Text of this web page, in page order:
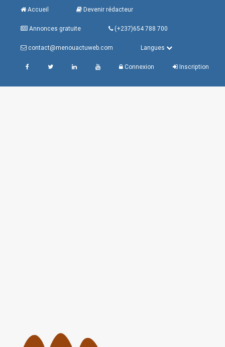
Accueil Devenir rédacteur
Annonces gratuite (+237)654 788 700
contact@menouactuweb.com Langues
Connexion Inscription